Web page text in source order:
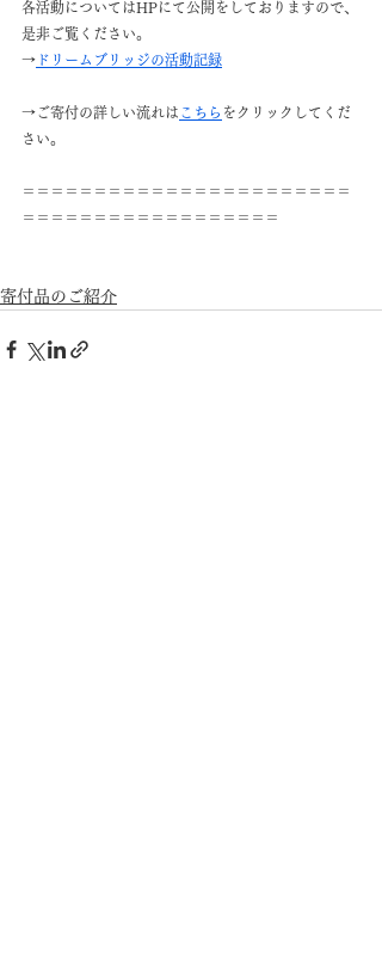
各活動についてはHPにて公開をしておりますので、
是非ご覧ください。
→ ドリームブリッジの活動記録
→ご寄付の詳しい流れは こちら をクリックしてくだ
さい。
＝＝＝＝＝＝＝＝＝＝＝＝＝＝＝＝＝＝＝＝＝＝＝
＝＝＝＝＝＝＝＝＝＝＝＝＝＝＝＝＝＝
寄付品のご紹介